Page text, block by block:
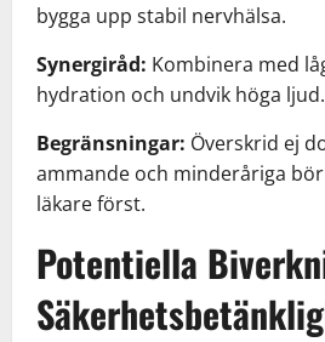
bygga upp stabil nervhälsa.
Synergiråd: Kombinera med
hydration och undvik höga ljud.
Begränsningar: Överskrid ej
ammande och minderåriga
läkare först.
Potentiella